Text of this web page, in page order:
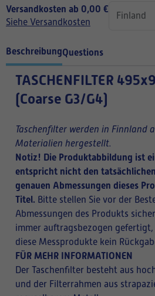
Versandkosten ab 0,00 €
Siehe Versandkosten
BeschreibungQuestions
TASCHENFILTER
(Coarse G3/G4)
Taschenfilter werden in Finnland
Materialien hergestellt.
Notiz! Die Produktabbildung ist
entspricht nicht den
genauen Abmessungen dieses
Titel. Bitte stellen Sie vor der
Abmessungen des Produkts
immer auftragsbezogen
diese Messprodukte kein
FÜR MEHR INFORMATIONEN
Der Taschenfilter besteht aus
und der Filterrahmen aus